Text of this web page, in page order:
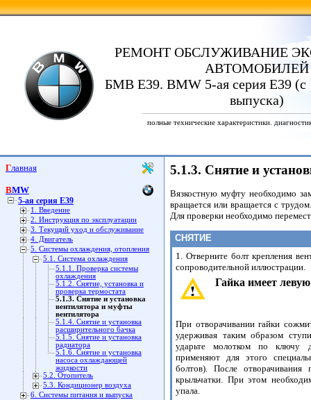
РЕМОНТ ОБСЛУЖИВАНИЕ
АВТОМОБИЛЕЙ
БМВ Е39. BMW 5-ая серия E39 (с
выпуска)
полные технические характеристики.
Главная
BMW
5-ая серия E39
1. Введение
2. Инструкция по эксплуатации
3. Текущий уход и обслуживание
4. Двигатель
5. Системы охлаждения, отопления
5.1. Система охлаждения
5.1.1. Проверка системы
охлаждения
5.1.2. Снятие, установка и
проверка термостата
5.1.3. Снятие и установка
вентилятора и муфты
вентилятора
5.1.4. Снятие и установка
расширительного бачка
5.1.5. Снятие и установка
радиатора
5.1.6. Снятие и установка
насоса охлаждающей
жидкости
5.2. Отопитель
5.3. Кондиционер воздуха
6. Системы питания и выпуска
5.1.3. Снятие и
Вязкостную муфту необходимо
вращается или вращается с
Для проверки необходимо
СНЯТИЕ
1. Отверните болт крепления
сопроводительной иллюстрации.
Гайка имеет левую
При отворачивании гайки
удерживая таким образом
ударьте молотком по ключу
применяют для этого
болтов). После
крыльчатки. При этом
упала.